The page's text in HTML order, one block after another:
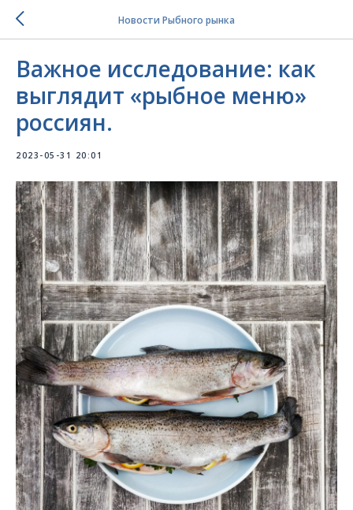
Новости Рыбного рынка
Важное исследование: как
выглядит «рыбное меню»
россиян.
2023-05-31 20:01